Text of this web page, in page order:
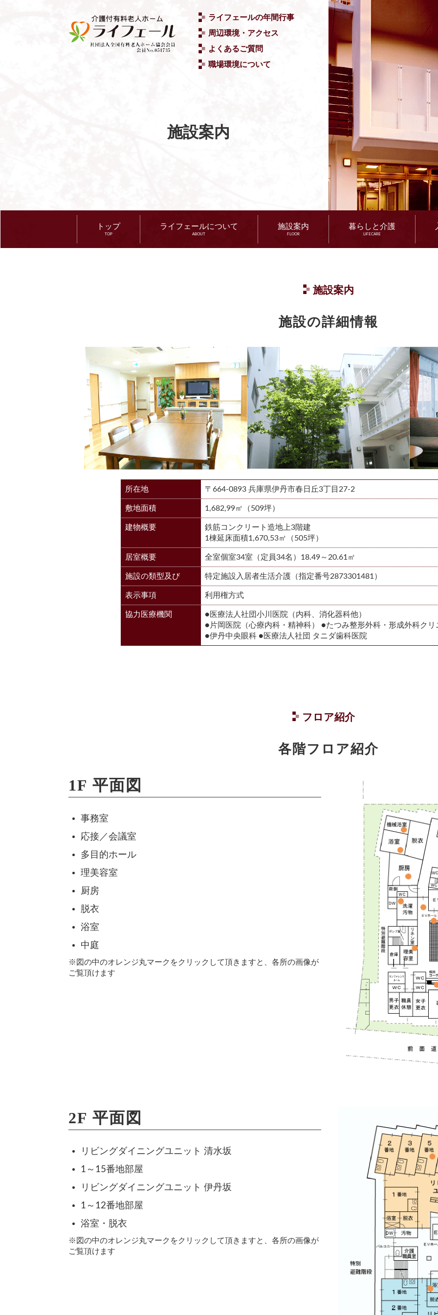
ライフェールの年間行事
周辺環境・アクセス
よくあるご質問
職場環境について
施設案内
トップ
TOP
ライフェールについて
ABOUT
施設案内
FLOOR
暮らしと介護
LIFECARE
施設案内
施設の詳細情報
所在地 〒664-0893 兵庫県伊丹市春日丘3丁目27-2
敷地面積 1,682,99㎡（509坪）
建物概要
鉄筋コンクリート造地上3階建
1棟延床面積1,670,53㎡（505坪）
居室概要 全室個室34室（定員34名）18.49～20.61㎡
施設の類型及び 特定施設入居者生活介護（指定番号2873301481）
表示事項 利用権方式
協力医療機関
●医療法人社団小川医院（内科、消化器科他）
●片岡医院（心療内科・精神科） ●たつみ整形外科・形成外科クリ
●伊丹中央眼科 ●医療法人社団 タニダ歯科医院
フロア紹介
各階フロア紹介
1F 平面図
事務室
応接／会議室
多目的ホール
理美容室
厨房
脱衣
浴室
中庭
※図の中のオレンジ丸マークをクリックして頂きますと、各所の画像が
ご覧頂けます
2F 平面図
リビングダイニングユニット 清水坂
1～15番地部屋
リビングダイニングユニット 伊丹坂
1～12番地部屋
浴室・脱衣
※図の中のオレンジ丸マークをクリックして頂きますと、各所の画像が
ご覧頂けます